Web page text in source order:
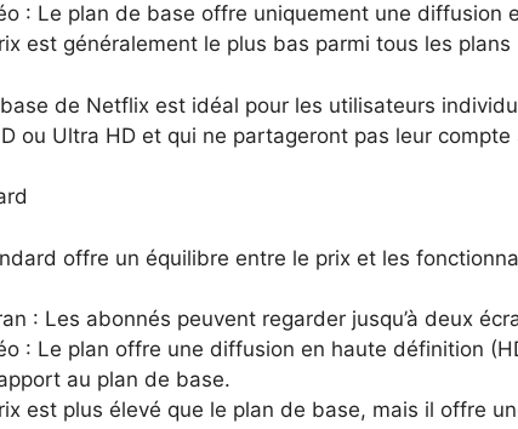
: Le plan de base offre uniquement une diffusion
est généralement le plus bas parmi tous les plans
de Netflix est idéal pour les utilisateurs
ou Ultra HD et qui ne partageront pas leur compte
offre un équilibre entre le prix et les
: Les abonnés peuvent regarder jusqu’à deux
: Le plan offre une diffusion en haute définition
au plan de base.
est plus élevé que le plan de base, mais il offre